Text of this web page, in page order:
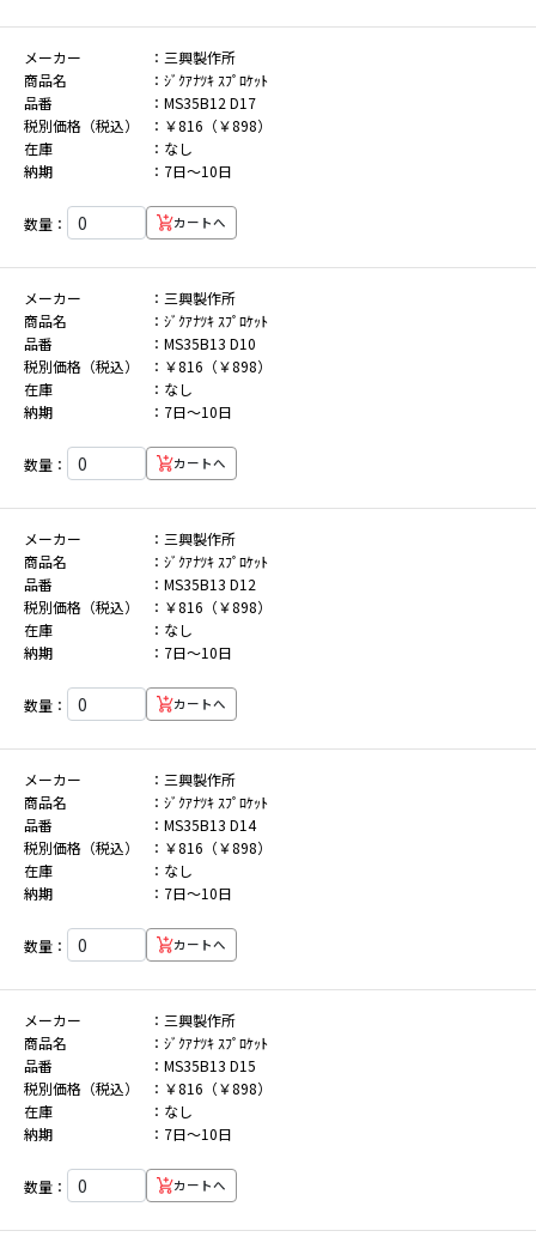
メーカー
三興製作所
商品名
ｼﾞｸｱﾅﾂｷ ｽﾌﾟﾛｹｯﾄ
品番
MS35B12 D17
税別価格（税込）
￥816（￥898）
在庫
なし
納期
7日～10日
数量： カートへ
メーカー
三興製作所
商品名
ｼﾞｸｱﾅﾂｷ ｽﾌﾟﾛｹｯﾄ
品番
MS35B13 D10
税別価格（税込）
￥816（￥898）
在庫
なし
納期
7日～10日
数量： カートへ
メーカー
三興製作所
商品名
ｼﾞｸｱﾅﾂｷ ｽﾌﾟﾛｹｯﾄ
品番
MS35B13 D12
税別価格（税込）
￥816（￥898）
在庫
なし
納期
7日～10日
数量： カートへ
メーカー
三興製作所
商品名
ｼﾞｸｱﾅﾂｷ ｽﾌﾟﾛｹｯﾄ
品番
MS35B13 D14
税別価格（税込）
￥816（￥898）
在庫
なし
納期
7日～10日
数量： カートへ
メーカー
三興製作所
商品名
ｼﾞｸｱﾅﾂｷ ｽﾌﾟﾛｹｯﾄ
品番
MS35B13 D15
税別価格（税込）
￥816（￥898）
在庫
なし
納期
7日～10日
数量： カートへ